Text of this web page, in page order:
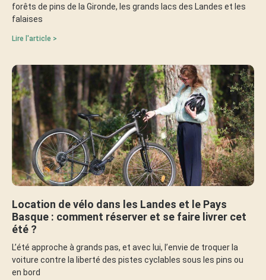
forêts de pins de la Gironde, les grands lacs des Landes et les
falaises
Lire l'article >
Location de vélo dans les Landes et le Pays
Basque : comment réserver et se faire livrer cet
été ?
L’été approche à grands pas, et avec lui, l’envie de troquer la
voiture contre la liberté des pistes cyclables sous les pins ou
en bord